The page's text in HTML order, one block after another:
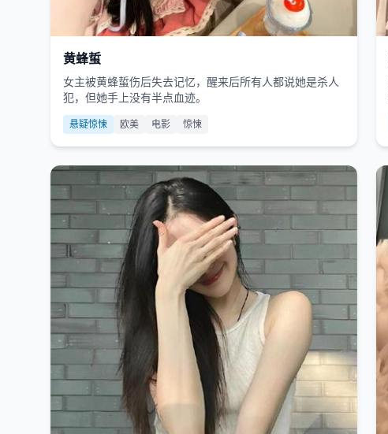
黄蜂蜇
女主被黄蜂蜇伤后失去记忆，醒来后所有人都说她是杀人
犯，但她手上没有半点血迹。
悬疑惊悚 欧美 电影 惊悚